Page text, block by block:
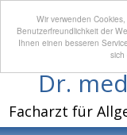
Wir verwenden
Benutzerfreundlichkeit der
Ihnen einen besseren
sich
Dr.
Facharzt für